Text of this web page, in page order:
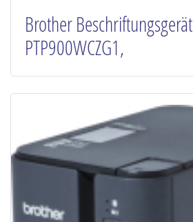
Brother Beschriftungsgerät
PTP900WCZG1,